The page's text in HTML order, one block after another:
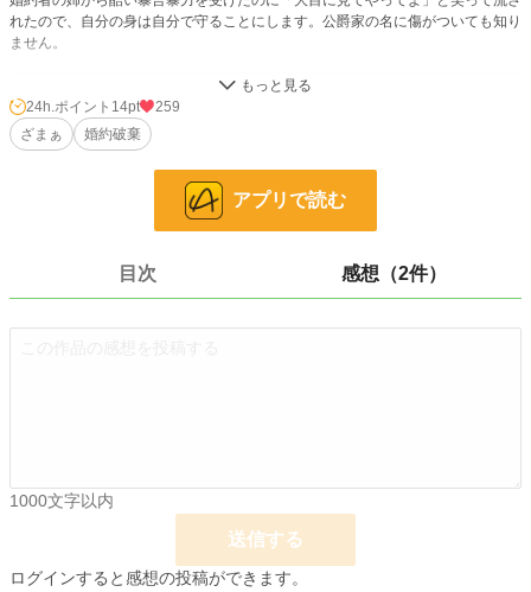
れたので、自分の身は自分で守ることにします。公爵家の名に傷がついても知り
ません。
30,174 位 / 228,589 件
恋愛 12,852 位 / 66,314 件
更新日時 2022.07.24 12:20
年間ポイント 6,549 pt (40,050 位)
129,303 pt (26,117 位)
24h.ポイント 14pt
259
ざまぁ
婚約破棄
アプリで読む
目次 感想（2件）
1000文字以内
送信する
ログインすると感想の投稿ができます。